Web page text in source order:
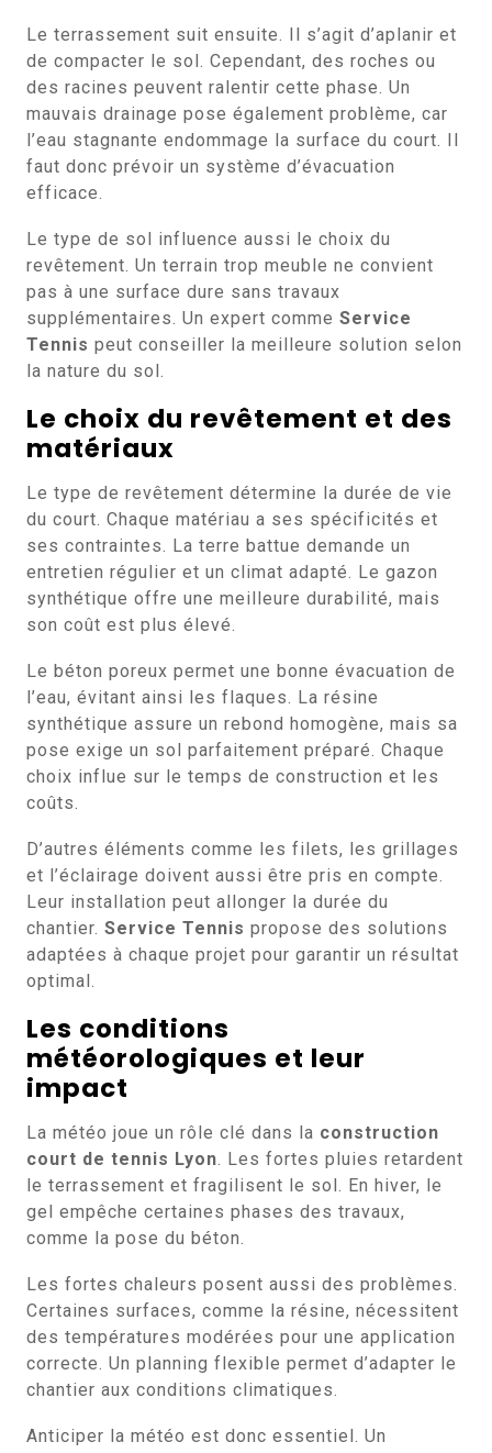
Le terrassement suit ensuite. Il s’agit d’aplanir et
de compacter le sol. Cependant, des roches ou
des racines peuvent ralentir cette phase. Un
mauvais drainage pose également problème, car
l’eau stagnante endommage la surface du court. Il
faut donc prévoir un système d’évacuation
efficace.
Le type de sol influence aussi le choix du
revêtement. Un terrain trop meuble ne convient
pas à une surface dure sans travaux
supplémentaires. Un expert comme Service
Tennis peut conseiller la meilleure solution selon
la nature du sol.
Le choix du revêtement et des
matériaux
Le type de revêtement détermine la durée de vie
du court. Chaque matériau a ses spécificités et
ses contraintes. La terre battue demande un
entretien régulier et un climat adapté. Le gazon
synthétique offre une meilleure durabilité, mais
son coût est plus élevé.
Le béton poreux permet une bonne évacuation de
l’eau, évitant ainsi les flaques. La résine
synthétique assure un rebond homogène, mais sa
pose exige un sol parfaitement préparé. Chaque
choix influe sur le temps de construction et les
coûts.
D’autres éléments comme les filets, les grillages
et l’éclairage doivent aussi être pris en compte.
Leur installation peut allonger la durée du
chantier. Service Tennis propose des solutions
adaptées à chaque projet pour garantir un résultat
optimal.
Les conditions
météorologiques et leur
impact
La météo joue un rôle clé dans la construction
court de tennis Lyon. Les fortes pluies retardent
le terrassement et fragilisent le sol. En hiver, le
gel empêche certaines phases des travaux,
comme la pose du béton.
Les fortes chaleurs posent aussi des problèmes.
Certaines surfaces, comme la résine, nécessitent
des températures modérées pour une application
correcte. Un planning flexible permet d’adapter le
chantier aux conditions climatiques.
Anticiper la météo est donc essentiel. Un